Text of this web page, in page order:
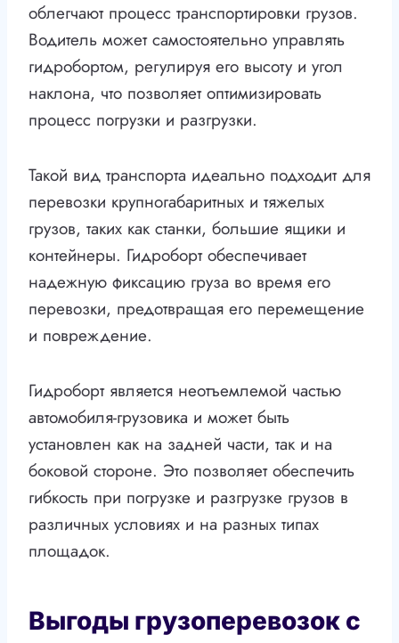
облегчают процесс транспортировки грузов.
Водитель может самостоятельно управлять
гидробортом, регулируя его высоту и угол
наклона, что позволяет оптимизировать
процесс погрузки и разгрузки.
Такой вид транспорта идеально подходит для
перевозки крупногабаритных и тяжелых
грузов, таких как станки, большие ящики и
контейнеры. Гидроборт обеспечивает
надежную фиксацию груза во время его
перевозки, предотвращая его перемещение
и повреждение.
Гидроборт является неотъемлемой частью
автомобиля-грузовика и может быть
установлен как на задней части, так и на
боковой стороне. Это позволяет обеспечить
гибкость при погрузке и разгрузке грузов в
различных условиях и на разных типах
площадок.
Выгоды грузоперевозок с